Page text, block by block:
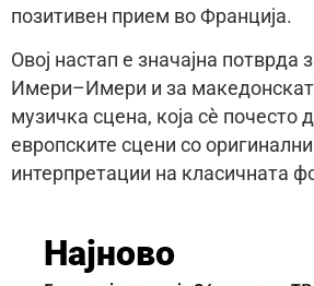
позитивен прием во Франција.
Овој настап е значајна потврда
Имери–Имери и за
музичка сцена, која сè почесто
европските сцени со
интерпретации на класичната
Најново